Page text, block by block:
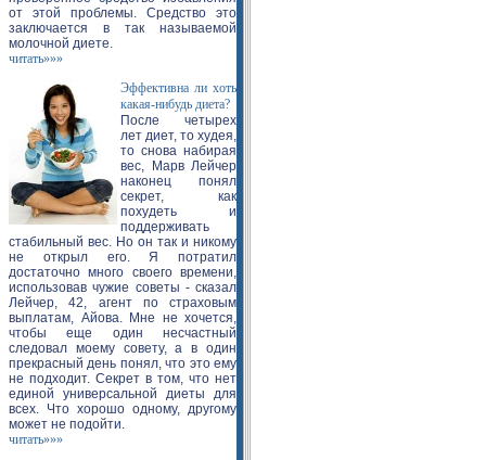
от этой проблемы. Средство это
заключается в так называемой
молочной диете.
читать»»»
Эффективна ли хоть
какая-нибудь диета?
После четырех
лет диет, то худея,
то снова набирая
вес, Марв Лейчер
наконец понял
секрет, как
похудеть и
поддерживать
стабильный вес. Но он так и никому
не открыл его. Я потратил
достаточно много своего времени,
использовав чужие советы - сказал
Лейчер, 42, агент по страховым
выплатам, Айова. Мне не хочется,
чтобы еще один несчастный
следовал моему совету, а в один
прекрасный день понял, что это ему
не подходит. Секрет в том, что нет
единой универсальной диеты для
всех. Что хорошо одному, другому
может не подойти.
читать»»»